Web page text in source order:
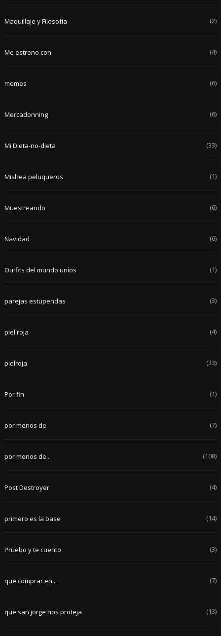
Maquillaje y Filosofía (2)
Me estreno con (4)
memes (6)
Mercadonning (6)
Mi Dieta-no-dieta (33)
Mishea peluqueros (1)
Muestreando (6)
Navidad (6)
Outfits del mundo uníos (1)
parejas estupendas (3)
piel roja (4)
pielroja (33)
Por fin (1)
por menos de (7)
por menos de... (108)
Post Destroyer (4)
primero es la base (14)
Pruebo y te cuento (3)
que comprar en... (7)
que san jorge nos proteja (13)